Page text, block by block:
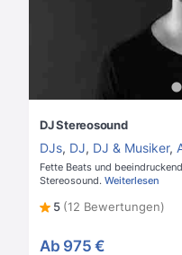
DJ Stereosound
DJs, DJ, DJ & Musiker,
Fette Beats und
Stereosound. Weiterlesen
5 (12 Bewertungen)
Ab 975 €